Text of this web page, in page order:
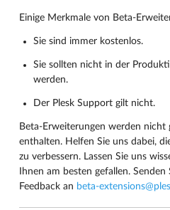
Einige Merkmale von Beta-
Sie sind immer kostenlos.
Sie sollten nicht in der
werden.
Der Plesk Support gilt nicht.
Beta-Erweiterungen werden nicht
enthalten. Helfen Sie uns dabei,
zu verbessern. Lassen Sie uns
Ihnen am besten gefallen.
Feedback an beta-extensions@